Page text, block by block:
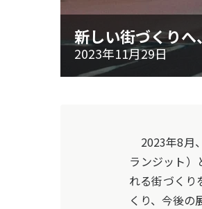
新しい街づくり
2023年11月29日
2023年8月
ランジット
れる街づくり
くり、今後の